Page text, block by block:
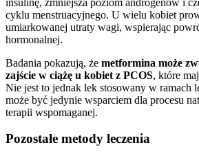
cyklu menstruacyjnego. U wielu kobiet
umiarkowanej utraty wagi, wspierając
hormonalnej.
Badania pokazują, że metformina może
zajście w ciążę u kobiet z PCOS, które
Nie jest to jednak lek stosowany w ramach
może być jedynie wsparciem dla procesu
terapii wspomaganej.
Pozostałe metody leczenia